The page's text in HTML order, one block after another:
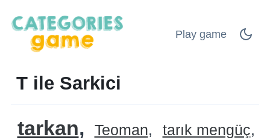
Play game
T ile Sarkici
tarkan Teoman tarık mengüç